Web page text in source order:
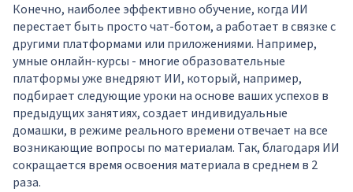
Конечно, наиболее эффективно обучение, когда ИИ
перестает быть просто чат-ботом, а работает в связке с
другими платформами или приложениями. Например,
умные онлайн-курсы - многие образовательные
платформы уже внедряют ИИ, который, например,
подбирает следующие уроки на основе ваших успехов в
предыдущих занятиях, создает индивидуальные
домашки, в режиме реального времени отвечает на все
возникающие вопросы по материалам. Так, благодаря ИИ
сокращается время освоения материала в среднем в 2
раза.